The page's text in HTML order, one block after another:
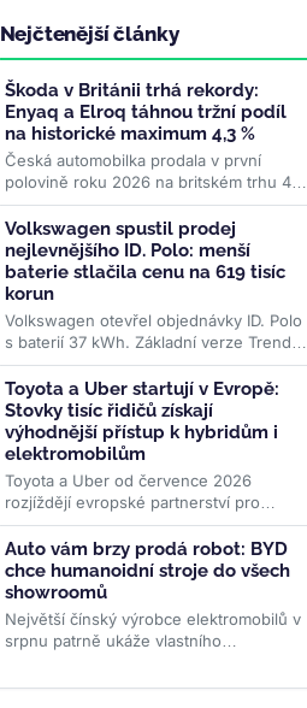
Nejčtenější články
Škoda v Británii trhá rekordy:
Enyaq a Elroq táhnou tržní podíl
na historické maximum 4,3 %
Česká automobilka prodala v první
polovině roku 2026 na britském trhu 46
508 vozů — nejvíc v historii. Elektrická
dvojka Enyaq a Elroq... >>
Volkswagen spustil prodej
nejlevnějšího ID. Polo: menší
baterie stlačila cenu na 619 tisíc
korun
Volkswagen otevřel objednávky ID. Polo
s baterií 37 kWh. Základní verze Trend
startuje v Německu na 24 995 eurech, v
Česku na 619 000 Kč....>>
Toyota a Uber startují v Evropě:
Stovky tisíc řidičů získají
výhodnější přístup k hybridům i
elektromobilům
Toyota a Uber od července 2026
rozjíždějí evropské partnerství pro
stovky tisíc řidičů. Nabídka zahrnuje
hybridy, elektromobily i ojetiny... >>
Auto vám brzy prodá robot: BYD
chce humanoidní stroje do všech
showroomů
Největší čínský výrobce elektromobilů v
srpnu patrně ukáže vlastního
předvádět vozy, oživovat...>>